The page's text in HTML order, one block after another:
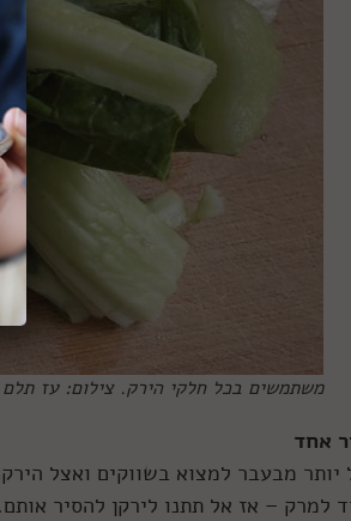
משתמשים בכל חלקי הירק. צילום: עז תלם
יותר מבעבר למצוא בשווקים ואצל
למרק – אז אל תתנו לירקן להסיר אותם.